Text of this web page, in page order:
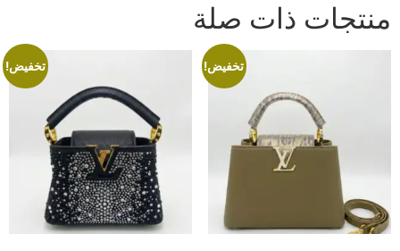
منتجات ذات صلة
تخفيض! تخفيض!